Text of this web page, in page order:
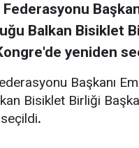
Balkan Bisiklet
yeniden
Başkanı
Bisiklet Birliği
.